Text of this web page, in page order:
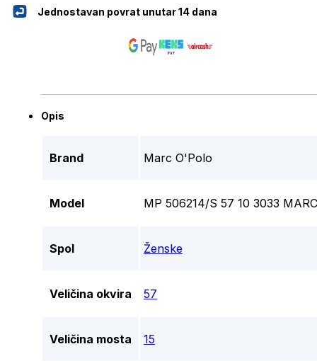
Jednostavan povrat unutar 14 dana
Opis
Brand Marc O'Polo
Model MP 506214/S 57 10 3033
Spol Ženske
Veličina okvira 57
Veličina mosta 15